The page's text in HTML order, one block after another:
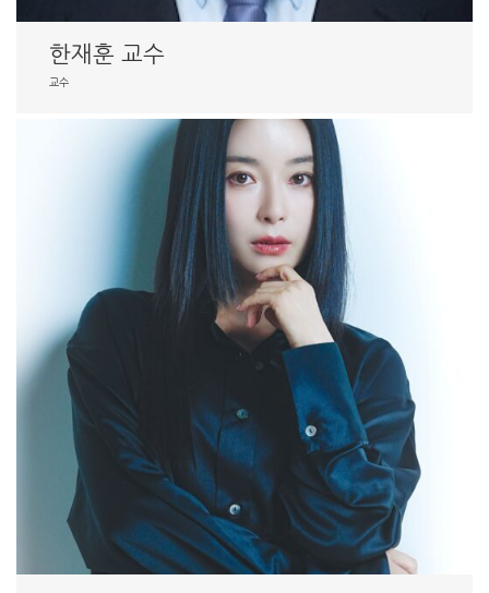
한재훈 교수
교수